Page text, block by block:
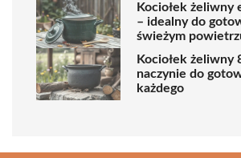
Kociołek żeliwny
– idealny do
świeżym
Kociołek żeliwny
naczynie do
każdego